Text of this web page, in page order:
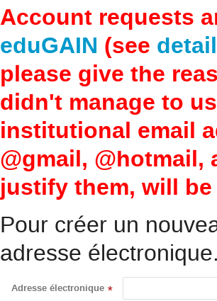
Account requests
eduGAIN (see
please give the
didn't manage to
institutional email
@gmail,
justify them, will
Pour créer un
adresse électronique.
Adresse électronique *